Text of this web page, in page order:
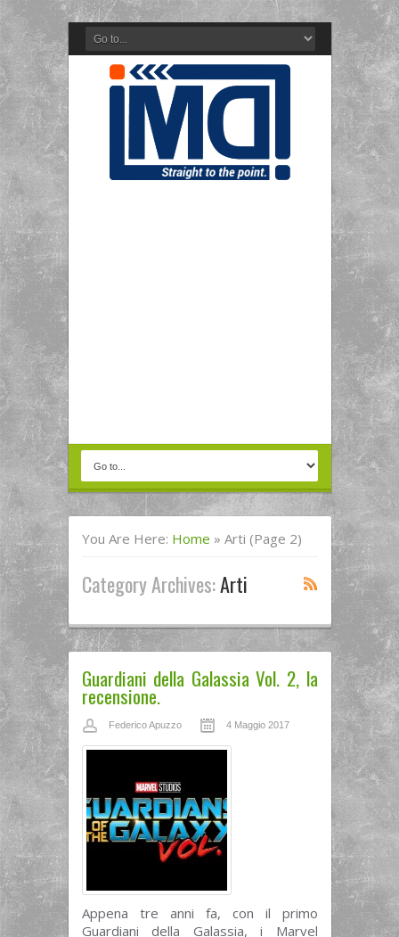
You Are Here: Home » Arti (Page 2)
Category Archives:Arti
Guardiani della Galassia Vol. 2, la
recensione.
Federico Apuzzo 4 Maggio 2017
Appena tre anni fa, con il primo
Guardiani della Galassia, i Marvel